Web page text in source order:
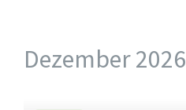
Dezember 2026